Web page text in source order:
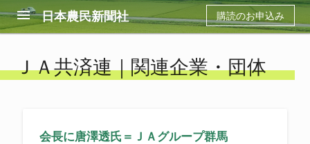
menu 日本農民新聞社 購読のお申込み
ＪＡ共済連｜関連企業・団体
会長に唐澤透氏＝ＪＡグループ群馬